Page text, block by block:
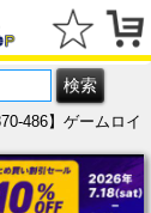
486】ゲームロイ